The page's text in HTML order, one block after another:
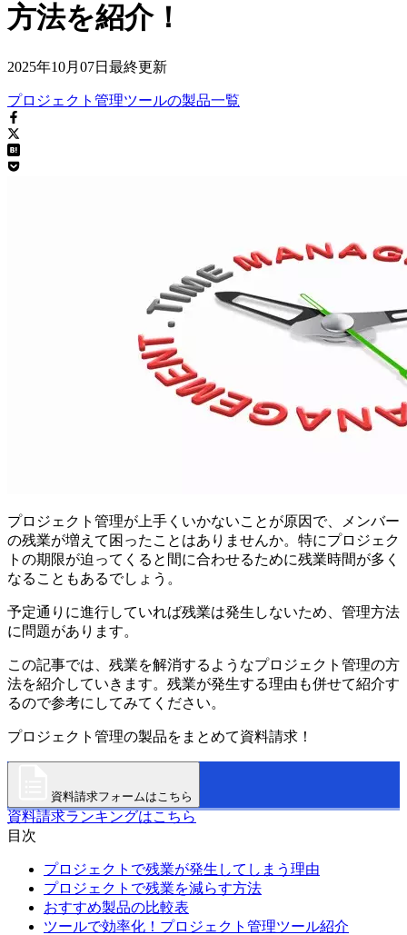
方法を紹介！
2025年10月07日 最終更新
プロジェクト管理ツールの製品一覧
プロジェクト管理が上手くいかないことが原因で、メンバー
の残業が増えて困ったことはありませんか。特にプロジェク
トの期限が迫ってくると間に合わせるために残業時間が多く
なることもあるでしょう。
予定通りに進行していれば残業は発生しないため、管理方法
に問題があります。
この記事では、残業を解消するようなプロジェクト管理の方
法を紹介していきます。残業が発生する理由も併せて紹介す
るので参考にしてみてください。
プロジェクト管理の製品をまとめて資料請求！
資料請求フォームはこちら
資料請求ランキングはこちら
目次
プロジェクトで残業が発生してしまう理由
プロジェクトで残業を減らす方法
おすすめ製品の比較表
ツールで効率化！プロジェクト管理ツール紹介